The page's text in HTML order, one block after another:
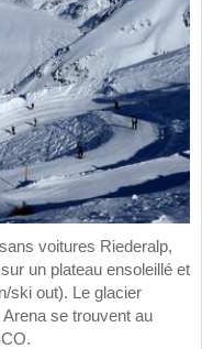
voitures Riederalp,
un plateau ensoleillé et
ski out). Le glacier
se trouvent au